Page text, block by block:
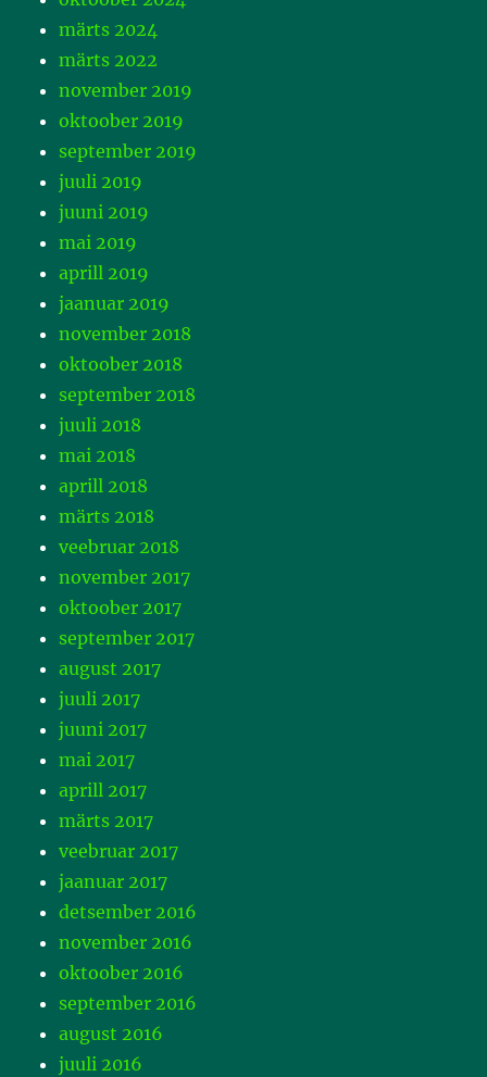
märts 2024
märts 2022
november 2019
oktoober 2019
september 2019
juuli 2019
juuni 2019
mai 2019
aprill 2019
jaanuar 2019
november 2018
oktoober 2018
september 2018
juuli 2018
mai 2018
aprill 2018
märts 2018
veebruar 2018
november 2017
oktoober 2017
september 2017
august 2017
juuli 2017
juuni 2017
mai 2017
aprill 2017
märts 2017
veebruar 2017
jaanuar 2017
detsember 2016
november 2016
oktoober 2016
september 2016
august 2016
juuli 2016